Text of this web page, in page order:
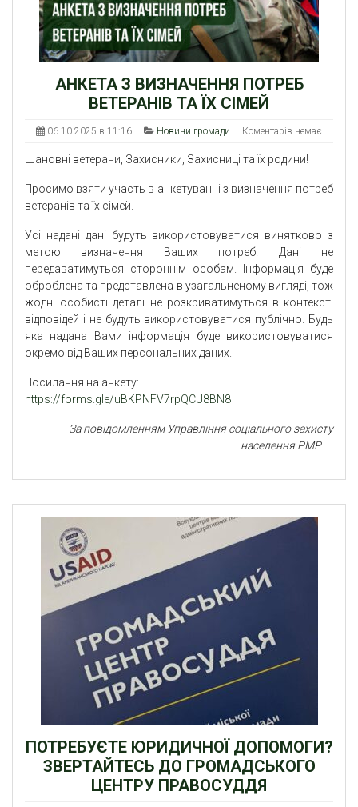
АНКЕТА З ВИЗНАЧЕННЯ ПОТРЕБ
ВЕТЕРАНІВ ТА ЇХ СІМЕЙ
06.10.2025 в 11:16 Новини громади Коментарів немає
Шановні ветерани, Захисники, Захисниці та їх родини!
Просимо взяти участь в анкетуванні з визначення потреб
ветеранів та їх сімей.
Усі надані дані будуть використовуватися винятково з
метою визначення Ваших потреб. Дані не
передаватимуться стороннім особам. Інформація буде
оброблена та представлена в узагальненому вигляді, тож
жодні особисті деталі не розкриватимуться в контексті
відповідей і не будуть використовуватися публічно. Будь
яка надана Вами інформація буде використовуватися
окремо від Ваших персональних даних.
Посилання на анкету:
https://forms.gle/uBKPNFV7rpQCU8BN8
За повідомленням Управління соціального захисту
населення РМР
ПОТРЕБУЄТЕ ЮРИДИЧНОЇ ДОПОМОГИ?
ЗВЕРТАЙТЕСЬ ДО ГРОМАДСЬКОГО
ЦЕНТРУ ПРАВОСУДДЯ